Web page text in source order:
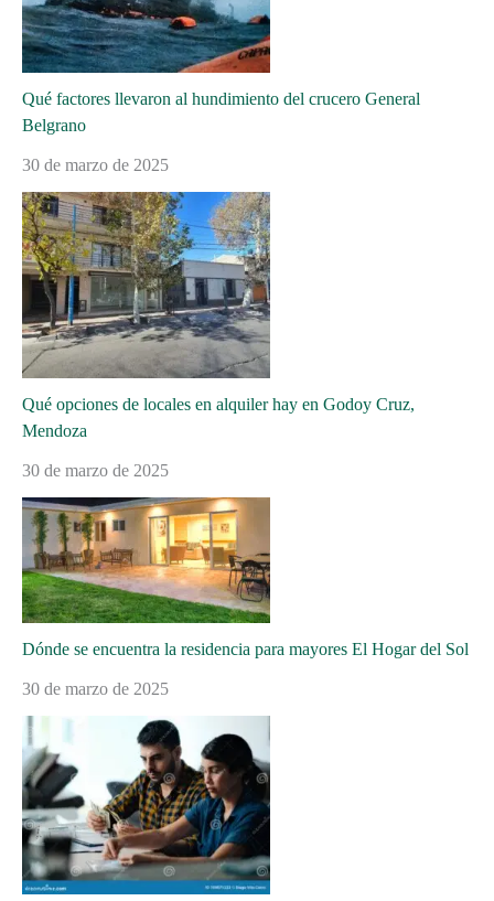
Qué factores llevaron al hundimiento del crucero General
Belgrano
30 de marzo de 2025
Qué opciones de locales en alquiler hay en Godoy Cruz,
Mendoza
30 de marzo de 2025
Dónde se encuentra la residencia para mayores El Hogar del Sol
30 de marzo de 2025